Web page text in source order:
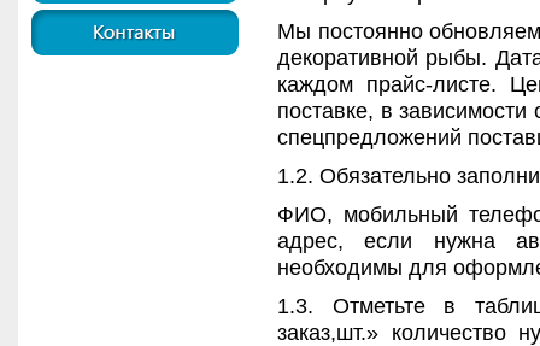
Мы постоянно
декоративной рыбы.
каждом прайс-листе.
поставке, в зависимости
спецпредложений
1.2. Обязательно
ФИО, мобильный
адрес, если нужна
необходимы для
1.3. Отметьте в
заказ,шт.» количество